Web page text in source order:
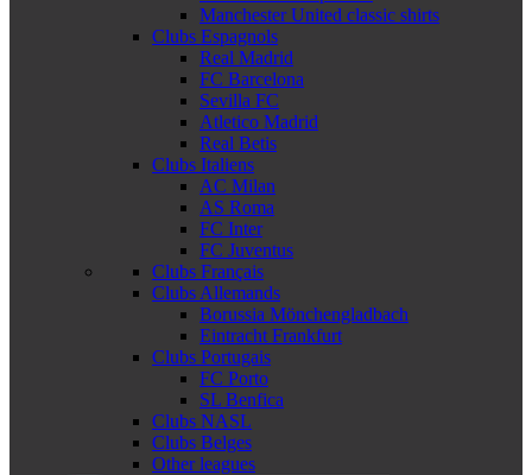
Manchester United classic shirts
Clubs Espagnols
Real Madrid
FC Barcelona
Sevilla FC
Atletico Madrid
Real Betis
Clubs Italiens
AC Milan
AS Roma
FC Inter
FC Juventus
Clubs Français
Clubs Allemands
Borussia Mönchengladbach
Eintracht Frankfurt
Clubs Portugais
FC Porto
SL Benfica
Clubs NASL
Clubs Belges
Other leagues